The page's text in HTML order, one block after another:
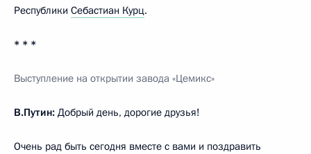
Республики Себастиан Курц.
* * *
Выступление на открытии завода «Цемикс»
В.Путин: Добрый день, дорогие друзья!
Очень рад быть сегодня вместе с вами и поздравить